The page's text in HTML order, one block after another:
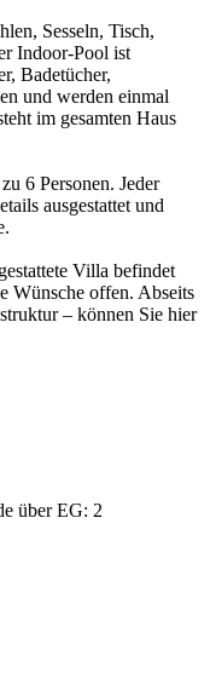
Sesseln, Tisch,
Indoor-Pool ist
Badetücher,
und werden einmal
im gesamten Haus
6 Personen. Jeder
ausgestattet und
Villa befindet
Wünsche offen. Abseits
– können Sie hier
über EG: 2